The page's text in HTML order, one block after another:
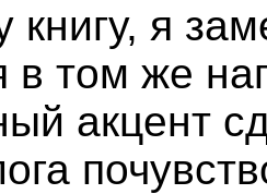
книгу, я
в том же
акцент